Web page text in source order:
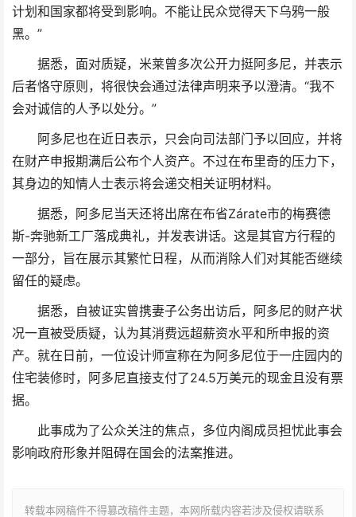
计划和国家都将受到影响。不能让民众觉得天下乌鸦一般
黑。”
据悉，面对质疑，米莱曾多次公开力挺阿多尼，并表示
后者恪守原则，将很快会通过法律声明来予以澄清。“我不
会对诚信的人予以处分。”
阿多尼也在近日表示，只会向司法部门予以回应，并将
在财产申报期满后公布个人资产。不过在布里奇的压力下，
其身边的知情人士表示将会递交相关证明材料。
据悉，阿多尼当天还将出席在布省Zárate市的梅赛德
斯-奔驰新工厂落成典礼，并发表讲话。这是其官方行程的
一部分，旨在展示其繁忙日程，从而消除人们对其能否继续
留任的疑虑。
据悉，自被证实曾携妻子公务出访后，阿多尼的财产状
况一直被受质疑，认为其消费远超薪资水平和所申报的资
产。就在日前，一位设计师宣称在为阿多尼位于一庄园内的
住宅装修时，阿多尼直接支付了24.5万美元的现金且没有票
据。
此事成为了公众关注的焦点，多位内阁成员担忧此事会
影响政府形象并阻碍在国会的法案推进。
转载本网稿件不得篡改稿件主题，本网所载内容若涉及侵权请联系